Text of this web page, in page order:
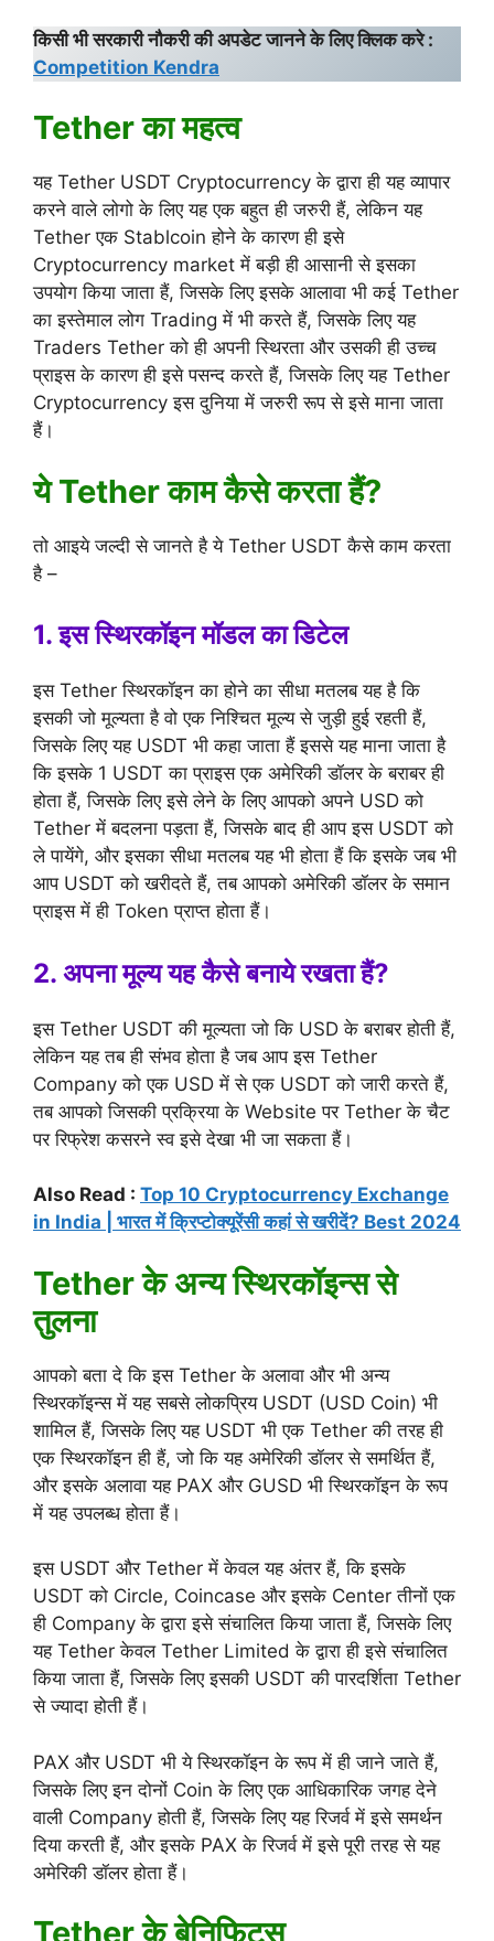
किसी भी सरकारी नौकरी की अपडेट जानने के लिए क्लिक करे :
Competition Kendra
Tether का महत्व
यह Tether USDT Cryptocurrency के द्वारा ही यह व्यापार
करने वाले लोगो के लिए यह एक बहुत ही जरुरी हैं, लेकिन यह
Tether एक Stablcoin होने के कारण ही इसे
Cryptocurrency market में बड़ी ही आसानी से इसका
उपयोग किया जाता हैं, जिसके लिए इसके आलावा भी कई Tether
का इस्तेमाल लोग Trading में भी करते हैं, जिसके लिए यह
Traders Tether को ही अपनी स्थिरता और उसकी ही उच्च
प्राइस के कारण ही इसे पसन्द करते हैं, जिसके लिए यह Tether
Cryptocurrency इस दुनिया में जरुरी रूप से इसे माना जाता
हैं।
ये Tether काम कैसे करता हैं?
तो आइये जल्दी से जानते है ये Tether USDT कैसे काम करता
है –
1. इस स्थिरकॉइन मॉडल का डिटेल
इस Tether स्थिरकॉइन का होने का सीधा मतलब यह है कि
इसकी जो मूल्यता है वो एक निश्चित मूल्य से जुड़ी हुई रहती हैं,
जिसके लिए यह USDT भी कहा जाता हैं इससे यह माना जाता है
कि इसके 1 USDT का प्राइस एक अमेरिकी डॉलर के बराबर ही
होता हैं, जिसके लिए इसे लेने के लिए आपको अपने USD को
Tether में बदलना पड़ता हैं, जिसके बाद ही आप इस USDT को
ले पायेंगे, और इसका सीधा मतलब यह भी होता हैं कि इसके जब भी
आप USDT को खरीदते हैं, तब आपको अमेरिकी डॉलर के समान
प्राइस में ही Token प्राप्त होता हैं।
2. अपना मूल्य यह कैसे बनाये रखता हैं?
इस Tether USDT की मूल्यता जो कि USD के बराबर होती हैं,
लेकिन यह तब ही संभव होता है जब आप इस Tether
Company को एक USD में से एक USDT को जारी करते हैं,
तब आपको जिसकी प्रक्रिया के Website पर Tether के चैट
पर रिफ्रेश कसरने स्व इसे देखा भी जा सकता हैं।
Also Read : Top 10 Cryptocurrency Exchange
in India | भारत में क्रिप्टोक्यूरेंसी कहां से खरीदें? Best 2024
Tether के अन्य स्थिरकॉइन्स से
तुलना
आपको बता दे कि इस Tether के अलावा और भी अन्य
स्थिरकॉइन्स में यह सबसे लोकप्रिय USDT (USD Coin) भी
शामिल हैं, जिसके लिए यह USDT भी एक Tether की तरह ही
एक स्थिरकॉइन ही हैं, जो कि यह अमेरिकी डॉलर से समर्थित हैं,
और इसके अलावा यह PAX और GUSD भी स्थिरकॉइन के रूप
में यह उपलब्ध होता हैं।
इस USDT और Tether में केवल यह अंतर हैं, कि इसके
USDT को Circle, Coincase और इसके Center तीनों एक
ही Company के द्वारा इसे संचालित किया जाता हैं, जिसके लिए
यह Tether केवल Tether Limited के द्वारा ही इसे संचालित
किया जाता हैं, जिसके लिए इसकी USDT की पारदर्शिता Tether
से ज्यादा होती हैं।
PAX और USDT भी ये स्थिरकॉइन के रूप में ही जाने जाते हैं,
जिसके लिए इन दोनों Coin के लिए एक आधिकारिक जगह देने
वाली Company होती हैं, जिसके लिए यह रिजर्व में इसे समर्थन
दिया करती हैं, और इसके PAX के रिजर्व में इसे पूरी तरह से यह
अमेरिकी डॉलर होता हैं।
Tether के बेनिफिट्स